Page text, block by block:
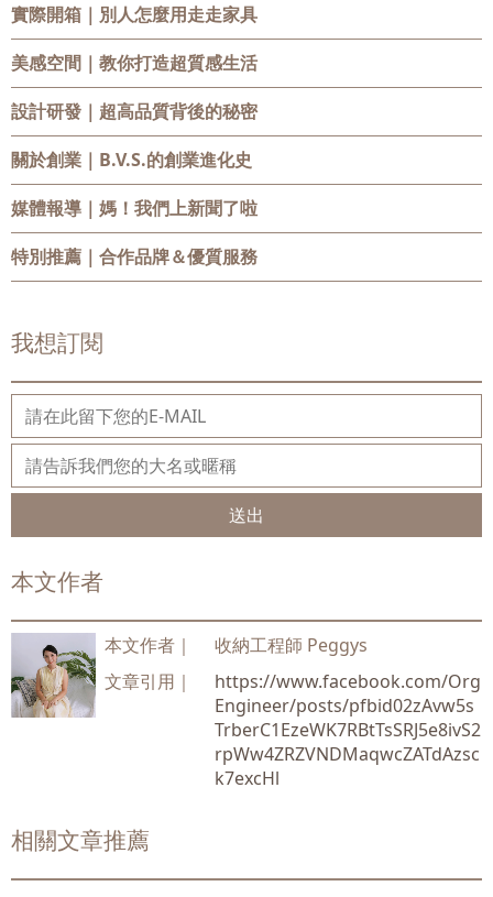
實際開箱 ｜別人怎麼用走走家具
美感空間 ｜教你打造超質感生活
設計研發 ｜超高品質背後的秘密
關於創業 ｜B.V.S.的創業進化史
媒體報導 ｜媽！我們上新聞了啦
特別推薦 ｜合作品牌＆優質服務
我想訂閱
送出
本文作者
本文作者｜
收納工程師 Peggys
文章引用｜
https://www.facebook.com/Org
Engineer/posts/pfbid02zAvw5s
TrberC1EzeWK7RBtTsSRJ5e8ivS2
rpWw4ZRZVNDMaqwcZATdAzsc
k7excHl
相關文章推薦